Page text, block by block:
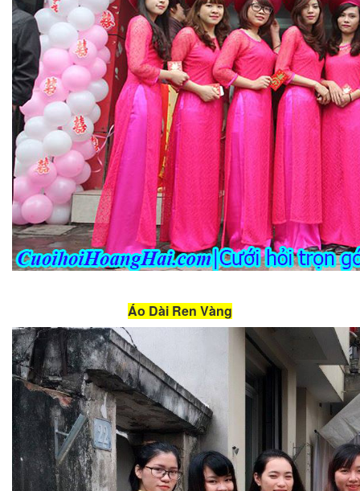
Áo Dài Ren Vàng